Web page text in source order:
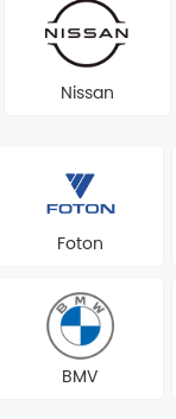
Nissan
Foton
BMV